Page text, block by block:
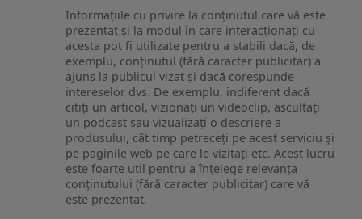
Informațiile cu privire la conținutul care vă este
prezentat și la modul în care interacționați cu
acesta pot fi utilizate pentru a stabili dacă, de
exemplu, conținutul (fără caracter publicitar) a
ajuns la publicul vizat și dacă corespunde
intereselor dvs. De exemplu, indiferent dacă
citiți un articol, vizionați un videoclip, ascultați
un podcast sau vizualizați o descriere a
produsului, cât timp petreceți pe acest serviciu și
pe paginile web pe care le vizitați etc. Acest lucru
este foarte util pentru a înțelege relevanța
conținutului (fără caracter publicitar) care vă
este prezentat.